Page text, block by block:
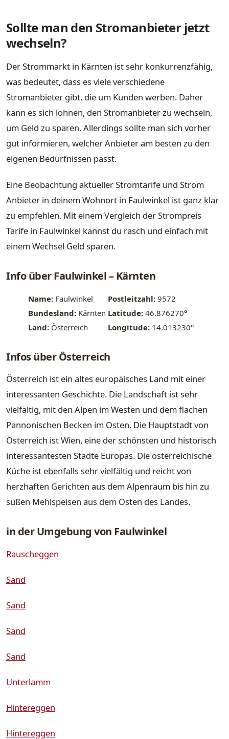
Sollte man den Stromanbieter jetzt
wechseln?
Der Strommarkt in Kärnten ist sehr konkurrenzfähig,
was bedeutet, dass es viele verschiedene
Stromanbieter gibt, die um Kunden werben. Daher
kann es sich lohnen, den Stromanbieter zu wechseln,
um Geld zu sparen. Allerdings sollte man sich vorher
gut informieren, welcher Anbieter am besten zu den
eigenen Bedürfnissen passt.
Eine Beobachtung aktueller Stromtarife und Strom
Anbieter in deinem Wohnort in Faulwinkel ist ganz klar
zu empfehlen. Mit einem Vergleich der Strompreis
Tarife in Faulwinkel kannst du rasch und einfach mit
einem Wechsel Geld sparen.
Info über Faulwinkel – Kärnten
Name: Faulwinkel Postleitzahl: 9572
Bundesland: Kärnten Latitude: 46.876270°
Land: Österreich Longitude: 14.013230°
Infos über Österreich
Österreich ist ein altes europäisches Land mit einer
interessanten Geschichte. Die Landschaft ist sehr
vielfältig, mit den Alpen im Westen und dem flachen
Pannonischen Becken im Osten. Die Hauptstadt von
Österreich ist Wien, eine der schönsten und historisch
interessantesten Städte Europas. Die österreichische
Küche ist ebenfalls sehr vielfältig und reicht von
herzhaften Gerichten aus dem Alpenraum bis hin zu
süßen Mehlspeisen aus dem Osten des Landes.
in der Umgebung von Faulwinkel
Rauscheggen
Sand
Sand
Sand
Sand
Unterlamm
Hintereggen
Hintereggen